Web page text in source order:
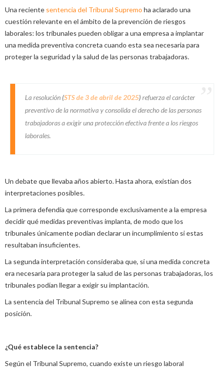
Una reciente sentencia del Tribunal Supremo ha aclarado una
cuestión relevante en el ámbito de la prevención de riesgos
laborales: los tribunales pueden obligar a una empresa a implantar
una medida preventiva concreta cuando esta sea necesaria para
proteger la seguridad y la salud de las personas trabajadoras.
La resolución(STS de 3 de abril de 2025)refuerza el carácter
preventivo de la normativa y consolida el derecho de las personas
trabajadoras a exigir una protección efectiva frente a los riesgos
laborales.
Un debate que llevaba años abierto.Hasta ahora, existían dos
interpretaciones posibles.
La primera defendía que corresponde exclusivamente a la empresa
decidir qué medidas preventivas implanta, de modo que los
tribunales únicamente podían declarar un incumplimiento si estas
resultaban insuficientes.
La segunda interpretación consideraba que, si una medida concreta
era necesaria para proteger la salud de las personas trabajadoras, los
tribunales podían llegar a exigir su implantación.
La sentencia del Tribunal Supremo se alinea con esta segunda
posición.
¿Qué establece la sentencia?
Según el Tribunal Supremo, cuando existe un riesgo laboral